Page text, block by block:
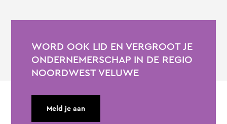
WORD OOK LID EN VERGROOT JE
ONDERNEMERSCHAP IN DE REGIO
NOORDWEST VELUWE
Meld je aan